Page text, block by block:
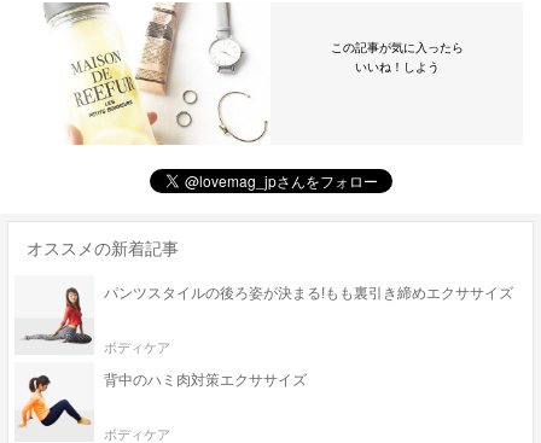
この記事が気に入ったら
いいね！しよう
オススメの新着記事
パンツスタイルの後ろ姿が決まる!もも裏引き締めエクササイズ
ボディケア
背中のハミ肉対策エクササイズ
ボディケア